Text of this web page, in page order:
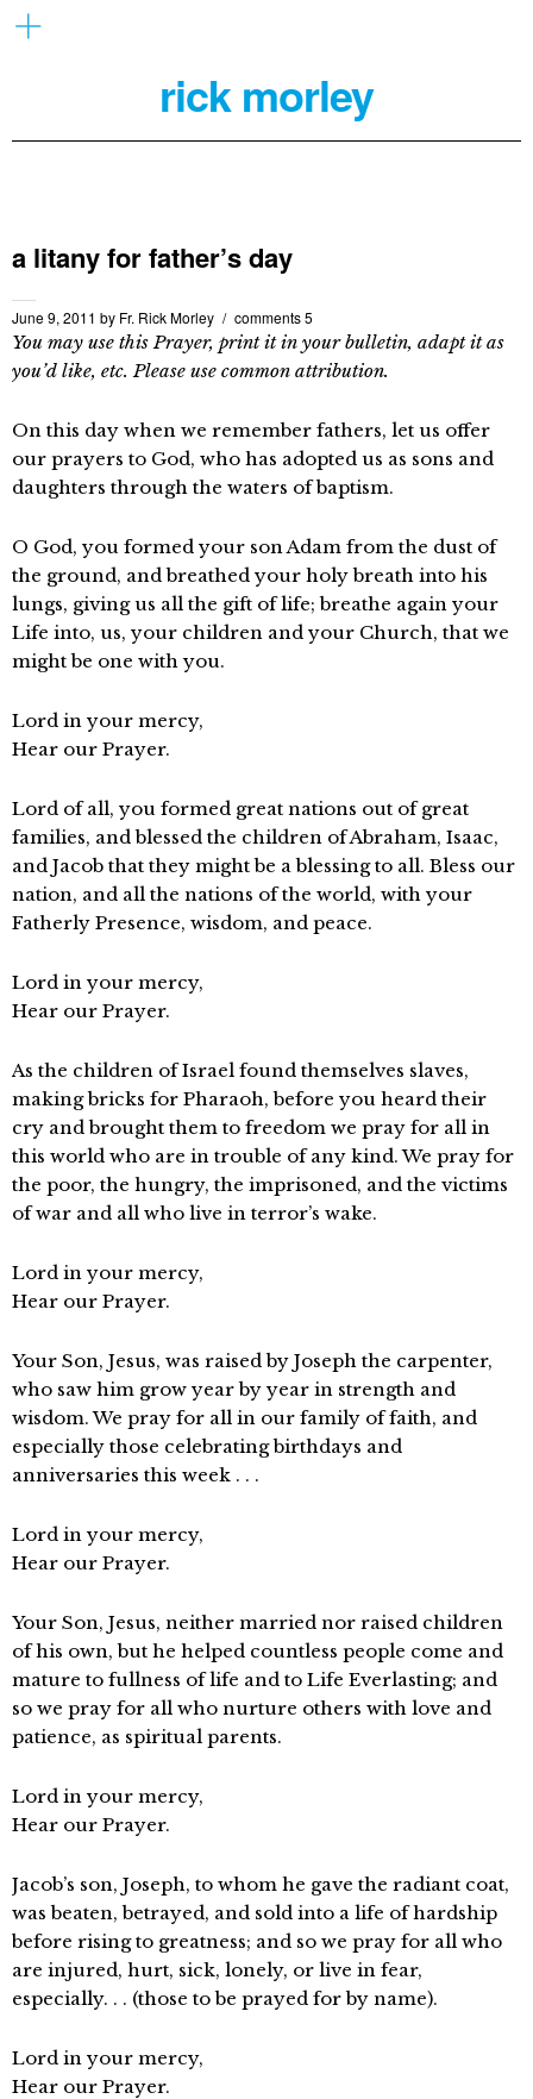
rick morley
a litany for father’s day
June 9, 2011 by Fr. Rick Morley comments 5
You may use this Prayer, print it in your bulletin, adapt it as
you’d like, etc. Please use common attribution.
On this day when we remember fathers, let us offer
our prayers to God, who has adopted us as sons and
daughters through the waters of baptism.
O God, you formed your son Adam from the dust of
the ground, and breathed your holy breath into his
lungs, giving us all the gift of life; breathe again your
Life into, us, your children and your Church, that we
might be one with you.
Lord in your mercy,
Hear our Prayer.
Lord of all, you formed great nations out of great
families, and blessed the children of Abraham, Isaac,
and Jacob that they might be a blessing to all. Bless our
nation, and all the nations of the world, with your
Fatherly Presence, wisdom, and peace.
Lord in your mercy,
Hear our Prayer.
As the children of Israel found themselves slaves,
making bricks for Pharaoh, before you heard their
cry and brought them to freedom we pray for all in
this world who are in trouble of any kind. We pray for
the poor, the hungry, the imprisoned, and the victims
of war and all who live in terror’s wake.
Lord in your mercy,
Hear our Prayer.
Your Son, Jesus, was raised by Joseph the carpenter,
who saw him grow year by year in strength and
wisdom. We pray for all in our family of faith, and
especially those celebrating birthdays and
anniversaries this week . . .
Lord in your mercy,
Hear our Prayer.
Your Son, Jesus, neither married nor raised children
of his own, but he helped countless people come and
mature to fullness of life and to Life Everlasting; and
so we pray for all who nurture others with love and
patience, as spiritual parents.
Lord in your mercy,
Hear our Prayer.
Jacob’s son, Joseph, to whom he gave the radiant coat,
was beaten, betrayed, and sold into a life of hardship
before rising to greatness; and so we pray for all who
are injured, hurt, sick, lonely, or live in fear,
especially. . . (those to be prayed for by name).
Lord in your mercy,
Hear our Prayer.